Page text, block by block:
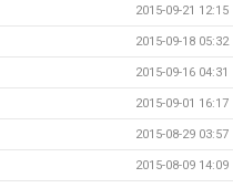
2015-09-21 12:15
2015-09-18 05:32
2015-09-16 04:31
2015-09-01 16:17
2015-08-29 03:57
2015-08-09 14:09